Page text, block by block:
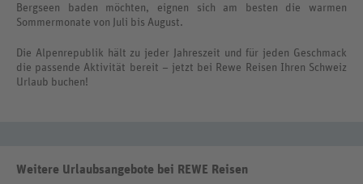
Bergseen baden möchten, eignen sich am besten die warmen
Sommermonate von Juli bis August.
Die Alpenrepublik hält zu jeder Jahreszeit und für jeden Geschmack
die passende Aktivität bereit – jetzt bei Rewe Reisen Ihren Schweiz
Urlaub buchen!
Weitere Urlaubsangebote bei REWE Reisen